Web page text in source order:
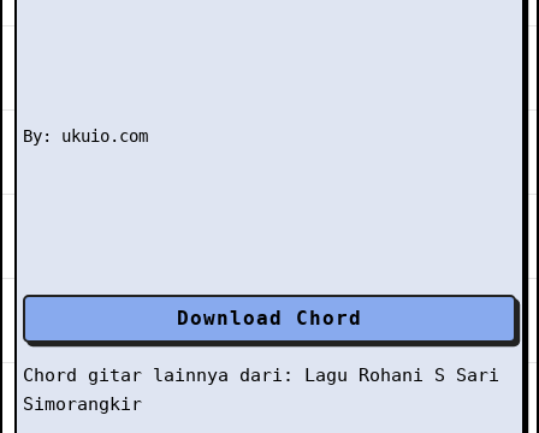
Download Chord
Chord gitar lainnya dari: Lagu Rohani S
Sari
Simorangkir